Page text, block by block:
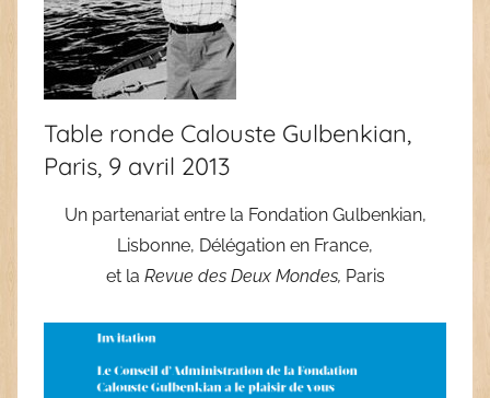
Table ronde Calouste Gulbenkian,
Paris, 9 avril 2013
Un partenariat entre la Fondation Gulbenkian,
Lisbonne, Délégation en France,
et la Revue des Deux Mondes, Paris